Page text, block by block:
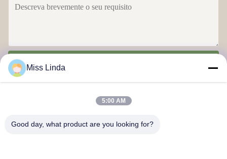
Miss Linda
5:00 AM
Good day, what product are you looking for?